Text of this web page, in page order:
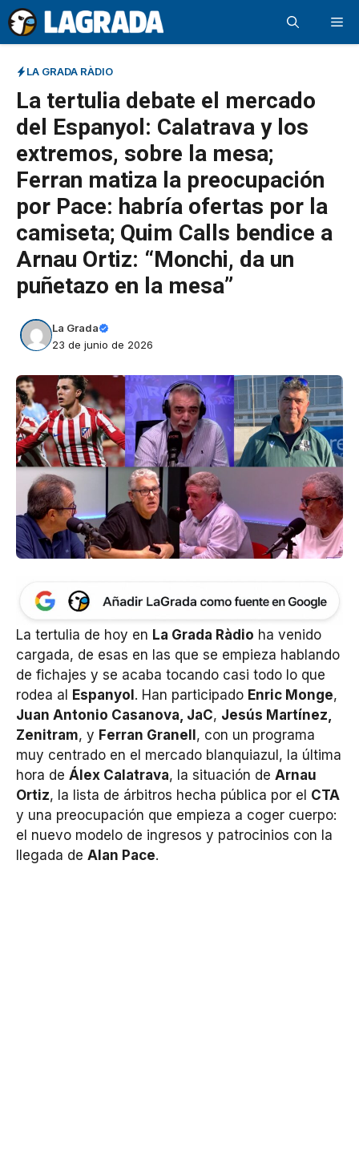
Saltar
al
contenido
LA GRADA RÀDIO
La tertulia debate el mercado
del Espanyol: Calatrava y los
extremos, sobre la mesa;
Ferran matiza la preocupación
por Pace: habría ofertas por la
camiseta; Quim Calls bendice a
Arnau Ortiz: “Monchi, da un
puñetazo en la mesa”
La Grada
23 de junio de 2026
La tertulia de hoy en La Grada Ràdio ha venido
cargada, de esas en las que se empieza hablando
de fichajes y se acaba tocando casi todo lo que
rodea al
Espanyol . Han participado Enric Monge,
Juan Antonio Casanova, JaC, Jesús Martínez,
Zenitram, y Ferran Granell , con un programa
muy centrado en el mercado blanquiazul, la última
hora de Álex Calatrava, la situación de Arnau
Ortiz, la lista de árbitros hecha pública por el CTA
y una preocupación que empieza a coger cuerpo:
el nuevo modelo de ingresos y patrocinios con la
llegada de Alan Pace.